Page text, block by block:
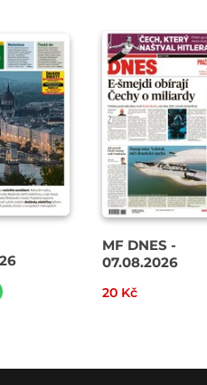
MF DNES -
07.08.2026
20 Kč